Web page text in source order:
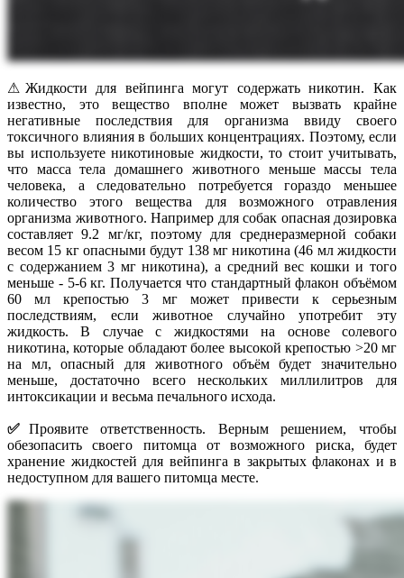
⚠Жидкости для вейпинга могут содержать никотин. Как
известно, это вещество вполне может вызвать крайне
негативные последствия для организма ввиду своего
токсичного влияния в больших концентрациях. Поэтому, если
вы используете никотиновые жидкости, то стоит учитывать,
что масса тела домашнего животного меньше массы тела
человека, а следовательно потребуется гораздо меньшее
количество этого вещества для возможного отравления
организма животного. Например для собак опасная дозировка
составляет 9.2 мг/кг, поэтому для среднеразмерной собаки
весом 15 кг опасными будут 138 мг никотина (46 мл жидкости
с содержанием 3 мг никотина), а средний вес кошки и того
меньше - 5-6 кг. Получается что стандартный флакон объёмом
60 мл крепостью 3 мг может привести к серьезным
последствиям, если животное случайно употребит эту
жидкость. В случае с жидкостями на основе солевого
никотина, которые обладают более высокой крепостью >20 мг
на мл, опасный для животного объём будет значительно
меньше, достаточно всего нескольких миллилитров для
интоксикации и весьма печального исхода.
✅ Проявите ответственность. Верным решением, чтобы
обезопасить своего питомца от возможного риска, будет
хранение жидкостей для вейпинга в закрытых флаконах и в
недоступном для вашего питомца месте.